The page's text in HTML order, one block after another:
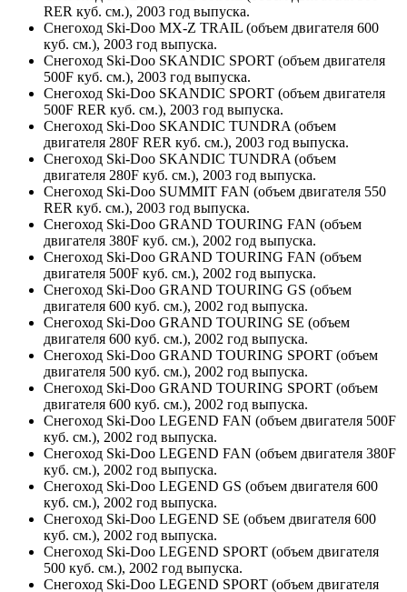
RER куб. см.), 2003 год выпуска.
Снегоход Ski-Doo MX-Z TRAIL (объем двигателя 600
куб. см.), 2003 год выпуска.
Снегоход Ski-Doo SKANDIC SPORT (объем двигателя
500F куб. см.), 2003 год выпуска.
Снегоход Ski-Doo SKANDIC SPORT (объем двигателя
500F RER куб. см.), 2003 год выпуска.
Снегоход Ski-Doo SKANDIC TUNDRA (объем
двигателя 280F RER куб. см.), 2003 год выпуска.
Снегоход Ski-Doo SKANDIC TUNDRA (объем
двигателя 280F куб. см.), 2003 год выпуска.
Снегоход Ski-Doo SUMMIT FAN (объем двигателя 550
RER куб. см.), 2003 год выпуска.
Снегоход Ski-Doo GRAND TOURING FAN (объем
двигателя 380F куб. см.), 2002 год выпуска.
Снегоход Ski-Doo GRAND TOURING FAN (объем
двигателя 500F куб. см.), 2002 год выпуска.
Снегоход Ski-Doo GRAND TOURING GS (объем
двигателя 600 куб. см.), 2002 год выпуска.
Снегоход Ski-Doo GRAND TOURING SE (объем
двигателя 600 куб. см.), 2002 год выпуска.
Снегоход Ski-Doo GRAND TOURING SPORT (объем
двигателя 500 куб. см.), 2002 год выпуска.
Снегоход Ski-Doo GRAND TOURING SPORT (объем
двигателя 600 куб. см.), 2002 год выпуска.
Снегоход Ski-Doo LEGEND FAN (объем двигателя 500F
куб. см.), 2002 год выпуска.
Снегоход Ski-Doo LEGEND FAN (объем двигателя 380F
куб. см.), 2002 год выпуска.
Снегоход Ski-Doo LEGEND GS (объем двигателя 600
куб. см.), 2002 год выпуска.
Снегоход Ski-Doo LEGEND SE (объем двигателя 600
куб. см.), 2002 год выпуска.
Снегоход Ski-Doo LEGEND SPORT (объем двигателя
500 куб. см.), 2002 год выпуска.
Снегоход Ski-Doo LEGEND SPORT (объем двигателя